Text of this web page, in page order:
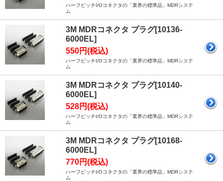
ハーフピッチI/Oコネクタの「業界の標準品」MDRシステ
ム
3M MDRコネクタ プラグ[10136-
6000EL]
550円(税込)
ハーフピッチI/Oコネクタの「業界の標準品」MDRシステ
ム
3M MDRコネクタ プラグ[10140-
6000EL]
528円(税込)
ハーフピッチI/Oコネクタの「業界の標準品」MDRシステ
ム
3M MDRコネクタ プラグ[10168-
6000EL]
770円(税込)
ハーフピッチI/Oコネクタの「業界の標準品」MDRシステ
ム